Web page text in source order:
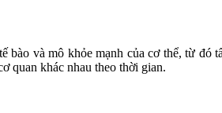
và mô khỏe mạnh của cơ thể, từ
quan khác nhau theo thời gian.